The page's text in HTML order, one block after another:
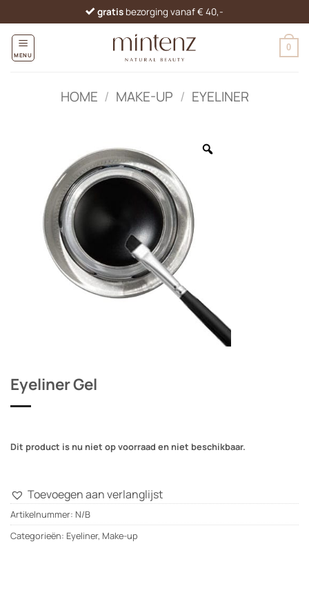
naar
inhoud
gratis bezorging vanaf € 40,-
MENU
0
HOME / MAKE-UP / EYELINER
Eyeliner Gel
Dit product is nu niet op voorraad en niet beschikbaar.
Toevoegen aan verlanglijst
Artikelnummer: N/B
Categorieën: Eyeliner, Make-up